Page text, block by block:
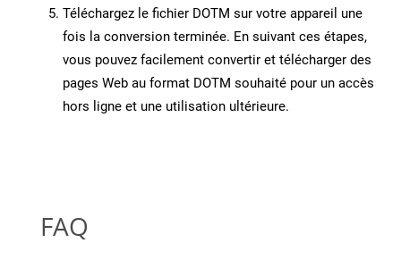
Téléchargez le fichier DOTM sur votre appareil une
fois la conversion terminée. En suivant ces étapes,
vous pouvez facilement convertir et télécharger des
pages Web au format DOTM souhaité pour un accès
hors ligne et une utilisation ultérieure.
FAQ